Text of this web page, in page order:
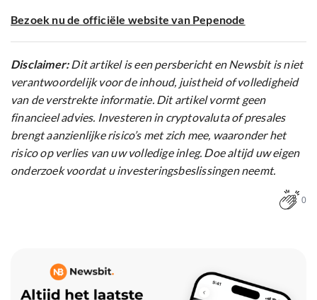
Bezoek nu de officiële website van Pepenode
Disclaimer:Dit artikel is een persbericht en Newsbit is niet
verantwoordelijk voor de inhoud, juistheid of volledigheid
van de verstrekte informatie. Dit artikel vormt geen
financieel advies. Investeren in cryptovaluta of presales
brengt aanzienlijke risico’s met zich mee, waaronder het
risico op verlies van uw volledige inleg. Doe altijd uw eigen
onderzoek voordat u investeringsbeslissingen neemt.
0